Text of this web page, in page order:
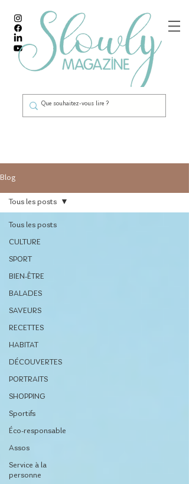
Blog
Tous les posts
CULTURE
SPORT
BIEN-ÊTRE
BALADES
SAVEURS
RECETTES
HABITAT
DÉCOUVERTES
PORTRAITS
SHOPPING
Sportifs
Éco-responsable
Assos
Service à la
personne
Tous les posts